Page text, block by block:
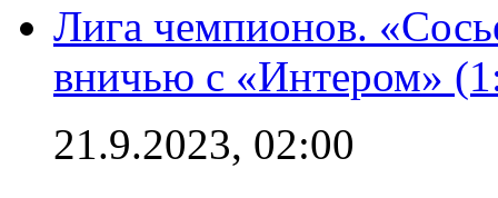
Лига чемпионов.
вничью с «Интером»
21.9.2023, 02:00